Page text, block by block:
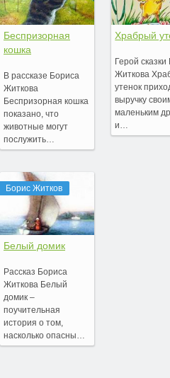
Беспризорная
кошка
В рассказе Бориса
Житкова
Беспризорная кошка
показано, что
животные могут
послужить…
Борис Житков
Белый домик
Рассказ Бориса
Житкова Белый
домик –
поучительная
история о том,
насколько опасны…
Храбрый
Герой
Житкова
утенок
выручку
маленьким
и…